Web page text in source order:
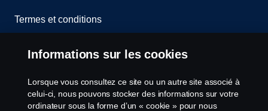
Termes et conditions
Contactez-nous
Lanceurs d’alerte
Politique de cookies
Informations sur les cookies
Lorsque vous consultez ce site ou un autre site associé à
celui-ci, nous pouvons stocker des informations sur votre
ordinateur sous la forme d’un « cookie » pour nous